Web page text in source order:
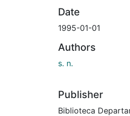
Date
1995-01-01
Authors
s. n.
Publisher
Biblioteca